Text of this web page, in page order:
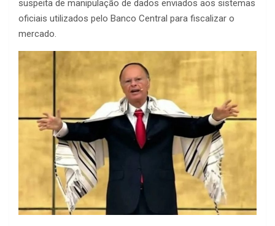
suspeita de manipulação de dados enviados aos sistemas
oficiais utilizados pelo Banco Central para fiscalizar o
mercado.